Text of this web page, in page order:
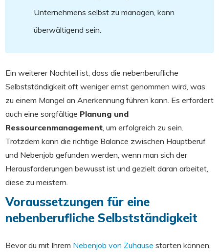
Unternehmens selbst zu managen, kann
überwältigend sein.
Ein weiterer Nachteil ist, dass die nebenberufliche
Selbstständigkeit oft weniger ernst genommen wird, was
zu einem Mangel an Anerkennung führen kann. Es erfordert
auch eine sorgfältige Planung und
Ressourcenmanagement, um erfolgreich zu sein.
Trotzdem kann die richtige Balance zwischen Hauptberuf
und Nebenjob gefunden werden, wenn man sich der
Herausforderungen bewusst ist und gezielt daran arbeitet,
diese zu meistern.
Voraussetzungen für eine
nebenberufliche Selbstständigkeit
Bevor du mit Ihrem Nebenjob von Zuhause starten können,